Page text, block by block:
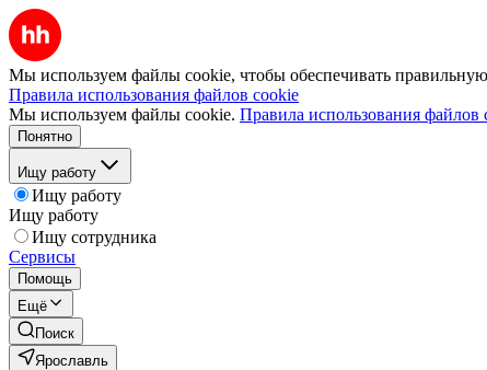
Мы используем файлы cookie, чтобы обеспечивать
Правила использования файлов cookie
Мы используем файлы cookie. Правила использования файлов
Понятно
Ищу работу
Ищу работу
Ищу работу
Ищу сотрудника
Сервисы
Помощь
Ещё
Поиск
Ярославль